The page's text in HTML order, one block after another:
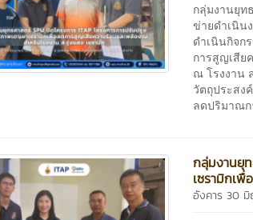
กลุ่มงานยุท
ข่ายดำเนิน
ดำเนินกิจก
การสูญเสีย
ณ โรงงาน
วัตถุประสง
ลดปริมาณก
กลุ่มงานยุท
เซรามิกเ
อังคาร 30